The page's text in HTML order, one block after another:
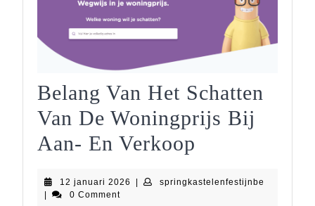
Belang Van Het Schatten
Van De Woningprijs Bij
Aan- En Verkoop
12 januari 2026 12
springkastelenfestijnbe
0 Comment